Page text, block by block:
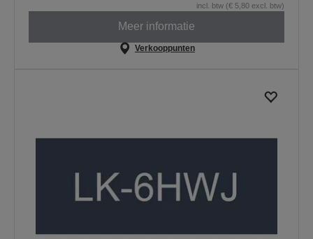
incl. btw (€ 5,80 excl. btw)
Meer informatie
Verkooppunten